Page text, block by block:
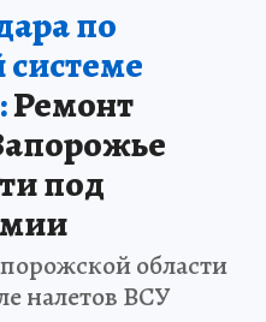
по
системе
Ремонт
под
области
налетов ВСУ